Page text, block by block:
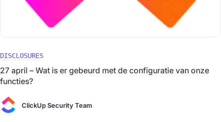
DISCLOSURES
27 april – Wat is er gebeurd met de configuratie van onze
functies?
ClickUp Security Team